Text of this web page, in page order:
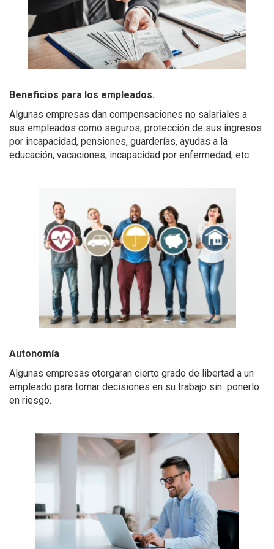
Beneficios para los empleados.
Algunas empresas dan compensaciones no salariales a
sus empleados como seguros, protección de sus ingresos
por incapacidad, pensiones, guarderías, ayudas a la
educación, vacaciones, incapacidad por enfermedad, etc.
Autonomía
Algunas empresas otorgaran cierto grado de libertad a un
empleado para tomar decisiones en su trabajo sin ponerlo
en riesgo.